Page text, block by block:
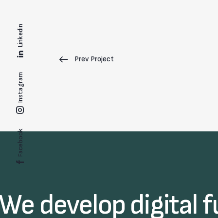
Prev Project
develop digital
Facebook
Instagram
Linkedin